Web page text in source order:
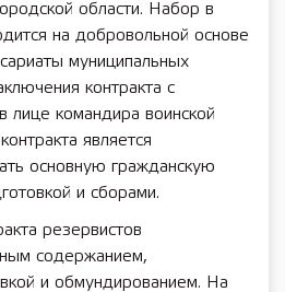
области. Набор в
на добровольной основе
муниципальных
контракта с
лице командира воинской
является
основную гражданскую
и сборами.
резервистов
содержанием,
и обмундированием. На